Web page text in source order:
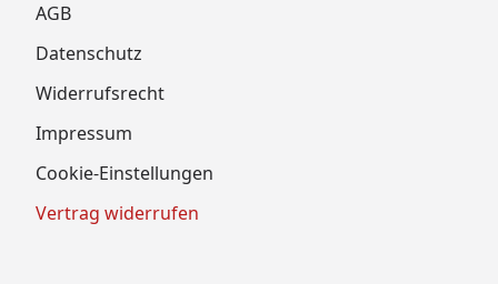
AGB
Datenschutz
Widerrufsrecht
Impressum
Cookie-Einstellungen
Vertrag widerrufen